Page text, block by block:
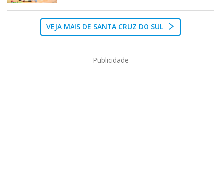
VEJA MAIS DE SANTA CRUZ DO SUL
Publicidade